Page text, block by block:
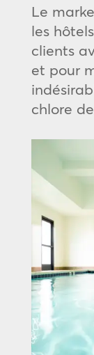
Le
les
clients
et pour
chlore